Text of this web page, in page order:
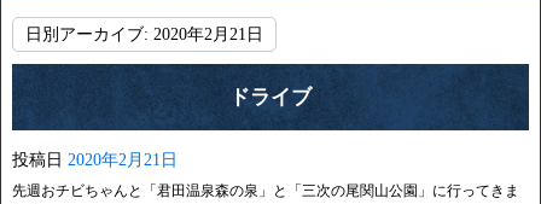
日別アーカイブ: 2020年2月21日
ドライブ
投稿日 2020年2月21日
先週おチビちゃんと「君田温泉森の泉」と「三次の尾関山公園」に行ってきま